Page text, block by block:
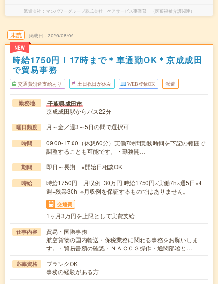
派遣会社 マンパワーグループ株式会社 ケアサービス事業部 （医療福祉介護関連）
未読
NEW
掲載日 2026/08/06
時給1750円！17時まで＊車通勤OK＊京成成田
で貿易事務
交通費別途支給あり 土日祝日が休み WEB登録OK 派遣
勤務地 千葉県成田市
京成成田駅からバス22分
曜日頻度 月～金／週3～5日の間で選択可
時間
09:00-17:00（休憩60分）実働7時間勤務時間を下記の範囲で
調整することも可能です。・勤務開…
期間 即日～長期 ※開始日相談OK
時給
時給1750円 月収例 30万円 時給1750円×実働7h×週5日×4
週+残業30h ※月収例を保証するものではありません。
交通費
1ヶ月3万円を上限として実費支給
仕事内容
貿易・国際事務
航空貨物の国内輸送・保税業務に関わる事務をお願いしま
す。・貿易書類の確認・ＮＡＣＣＳ操作・通関部署と…
応募資格
ブランクOK
事務の経験がある方